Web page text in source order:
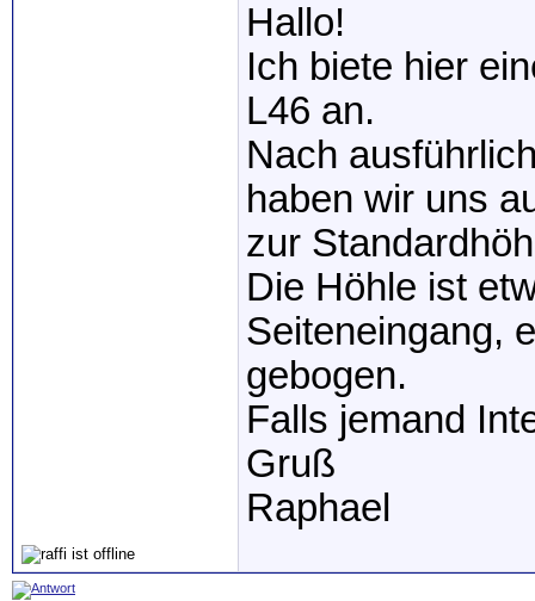
Hallo!
Ich biete hier
L46 an.
Nach
haben wir uns
zur
Die Höhle ist
Seiteneingang,
gebogen.
Falls jemand
Gruß
Raphael